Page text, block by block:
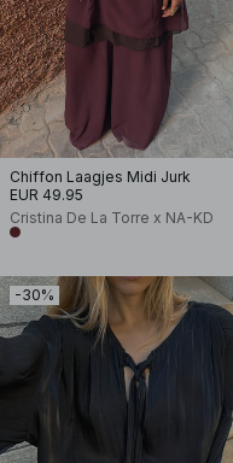
Chiffon Laagjes Midi Jurk
EUR 49.95
Cristina De La Torre x NA-KD
-30%